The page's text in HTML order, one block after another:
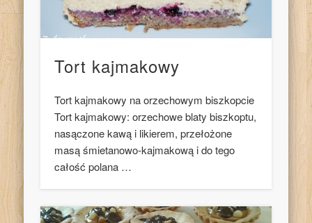
Tort kajmakowy
Tort kajmakowy na orzechowym biszkopcie
Tort kajmakowy: orzechowe blaty biszkoptu,
nasączone kawą i likierem, przełożone
masą śmietanowo-kajmakową i do tego
całość polana …